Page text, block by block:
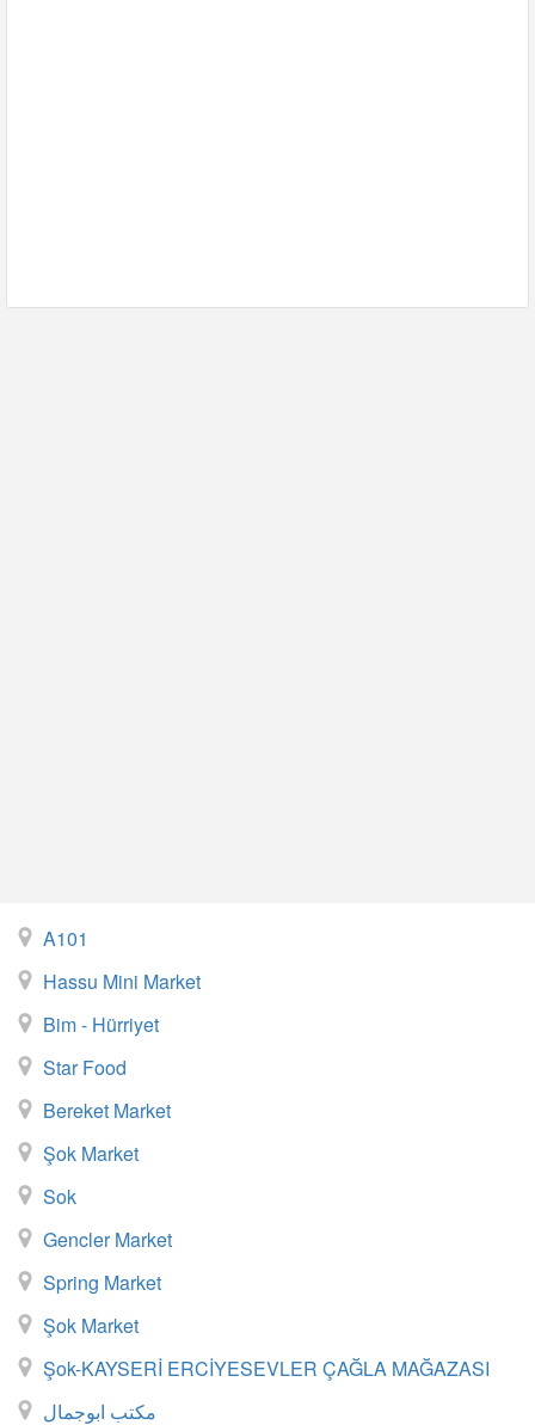
A101
Hassu Mini Market
Bim - Hürriyet
Star Food
Bereket Market
Şok Market
Sok
Gencler Market
Spring Market
Şok Market
Şok-KAYSERİ ERCİYESEVLER ÇAĞLA MAĞAZASI
مكتب ابوجمال